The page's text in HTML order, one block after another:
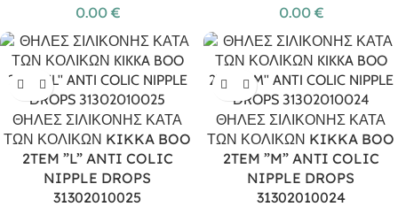
0.00 € 0.00 €
ΘΗΛΕΣ ΣΙΛΙΚΟΝΗΣ ΚΑΤΑ
ΤΩΝ ΚΟΛΙΚΩΝ KIKKA BOO
2TEM ”L” ANTI COLIC
NIPPLE DROPS
31302010025
ΘΗΛΕΣ ΣΙΛΙΚΟΝΗΣ ΚΑΤΑ
ΤΩΝ ΚΟΛΙΚΩΝ KIKKA BOO
2TEM ”M” ANTI COLIC
NIPPLE DROPS
31302010024